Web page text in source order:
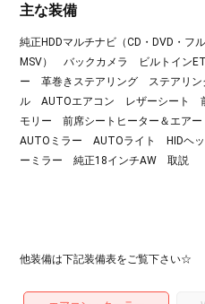
主な装備
純正HDDマルチナビ（CD・DVD・フ
MSV） バックカメラ ビルトイン
ー 革巻きステアリング ステアリン
ル AUTOエアコン レザーシート
モリー 前席シートヒーター＆エア
AUTOミラー AUTOライト HIDヘ
ーミラー 純正18インチAW 取説
他装備は下記装備表をご覧下さい☆